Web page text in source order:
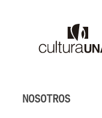
NOSOTROS